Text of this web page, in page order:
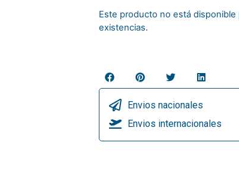
Este producto no está
existencias.
Envios nacionales
Envios internacionales